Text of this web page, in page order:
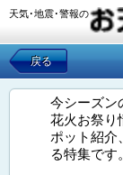
天気･地震･警報の
戻る
今シーズン
花火お祭り
ポット紹介
る特集です。